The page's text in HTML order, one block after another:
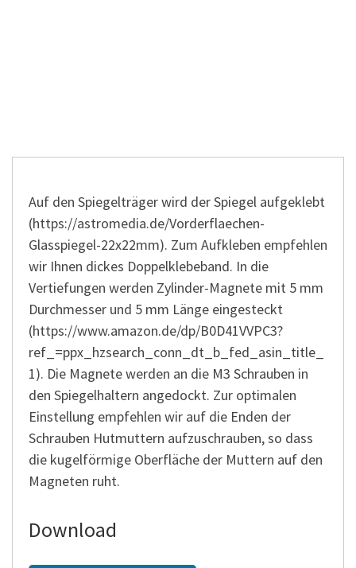
Auf den Spiegelträger wird der Spiegel aufgeklebt
(https://astromedia.de/Vorderflaechen-
Glasspiegel-22x22mm). Zum Aufkleben empfehlen
wir Ihnen dickes Doppelklebeband. In die
Vertiefungen werden Zylinder-Magnete mit 5 mm
Durchmesser und 5 mm Länge eingesteckt
(https://www.amazon.de/dp/B0D41VVPC3?
ref_=ppx_hzsearch_conn_dt_b_fed_asin_title_
1). Die Magnete werden an die M3 Schrauben in
den Spiegelhaltern angedockt. Zur optimalen
Einstellung empfehlen wir auf die Enden der
Schrauben Hutmuttern aufzuschrauben, so dass
die kugelförmige Oberfläche der Muttern auf den
Magneten ruht.
Download